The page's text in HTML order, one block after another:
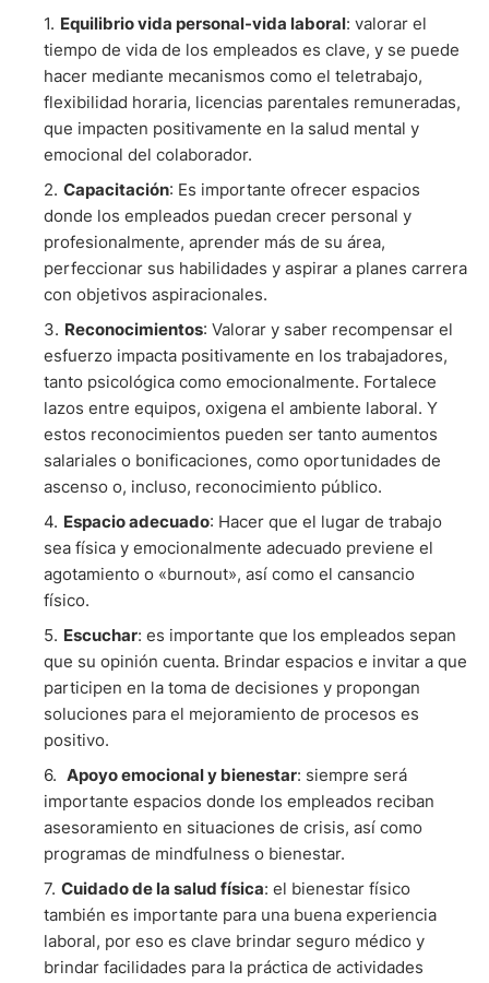
Equilibrio vida personal-vida laboral: valorar el
tiempo de vida de los empleados es clave, y se puede
hacer mediante mecanismos como el teletrabajo,
flexibilidad horaria, licencias parentales remuneradas,
que impacten positivamente en la salud mental y
emocional del colaborador.
Capacitación: Es importante ofrecer espacios
donde los empleados puedan crecer personal y
profesionalmente, aprender más de su área,
perfeccionar sus habilidades y aspirar a planes carrera
con objetivos aspiracionales.
Reconocimientos: Valorar y saber recompensar el
esfuerzo impacta positivamente en los trabajadores,
tanto psicológica como emocionalmente. Fortalece
lazos entre equipos, oxigena el ambiente laboral. Y
estos reconocimientos pueden ser tanto aumentos
salariales o bonificaciones, como oportunidades de
ascenso o, incluso, reconocimiento público.
Espacio adecuado: Hacer que el lugar de trabajo
sea física y emocionalmente adecuado previene el
agotamiento o «burnout», así como el cansancio
físico.
Escuchar: es importante que los empleados sepan
que su opinión cuenta. Brindar espacios e invitar a que
participen en la toma de decisiones y propongan
soluciones para el mejoramiento de procesos es
positivo.
Apoyo emocional y bienestar: siempre será
importante espacios donde los empleados reciban
asesoramiento en situaciones de crisis, así como
programas de mindfulness o bienestar.
Cuidado de la salud física: el bienestar físico
también es importante para una buena experiencia
laboral, por eso es clave brindar seguro médico y
brindar facilidades para la práctica de actividades